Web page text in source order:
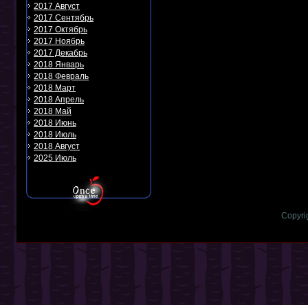
2017 Август
2017 Сентябрь
2017 Октябрь
2017 Ноябрь
2017 Декабрь
2018 Январь
2018 Февраль
2018 Март
2018 Апрель
2018 Май
2018 Июнь
2018 Июль
2018 Август
2025 Июль